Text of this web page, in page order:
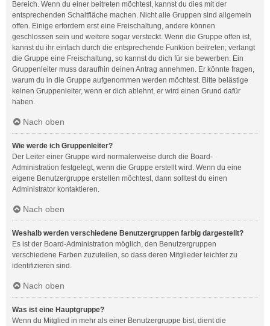
Bereich. Wenn du einer beitreten möchtest, kannst du dies mit der
entsprechenden Schaltfläche machen. Nicht alle Gruppen sind allgemein
offen. Einige erfordern erst eine Freischaltung, andere können
geschlossen sein und weitere sogar versteckt. Wenn die Gruppe offen ist,
kannst du ihr einfach durch die entsprechende Funktion beitreten; verlangt
die Gruppe eine Freischaltung, so kannst du dich für sie bewerben. Ein
Gruppenleiter muss daraufhin deinen Antrag annehmen. Er könnte fragen,
warum du in die Gruppe aufgenommen werden möchtest. Bitte belästige
keinen Gruppenleiter, wenn er dich ablehnt, er wird einen Grund dafür
haben.
Nach oben
Wie werde ich Gruppenleiter?
Der Leiter einer Gruppe wird normalerweise durch die Board-
Administration festgelegt, wenn die Gruppe erstellt wird. Wenn du eine
eigene Benutzergruppe erstellen möchtest, dann solltest du einen
Administrator kontaktieren.
Nach oben
Weshalb werden verschiedene Benutzergruppen farbig dargestellt?
Es ist der Board-Administration möglich, den Benutzergruppen
verschiedene Farben zuzuteilen, so dass deren Mitglieder leichter zu
identifizieren sind.
Nach oben
Was ist eine Hauptgruppe?
Wenn du Mitglied in mehr als einer Benutzergruppe bist, dient die